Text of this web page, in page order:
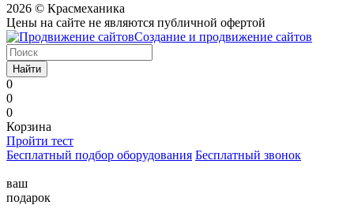
2026 © Красмеханика
Цены на сайте не являются публичной офертой
Создание и продвижение сайтов
Найти
0
0
0
Корзина
Пройти тест
Бесплатный подбор оборудования Бесплатный звонок
ваш
подарок